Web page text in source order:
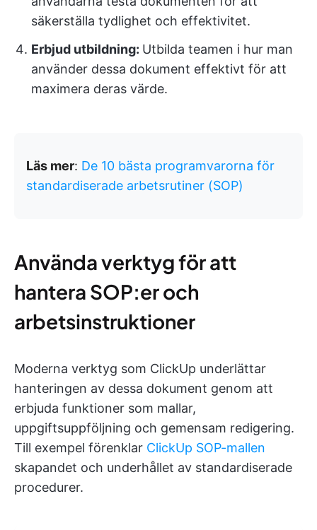
säkerställa tydlighet och effektivitet.
Erbjud utbildning: Utbilda teamen i hur man
använder dessa dokument effektivt för att
maximera deras värde.
Läs mer: De 10 bästa programvarorna för
standardiserade arbetsrutiner (SOP)
Använda verktyg för att
hantera SOP:er och
arbetsinstruktioner
Moderna verktyg som ClickUp underlättar
hanteringen av dessa dokument genom att
erbjuda funktioner som mallar,
uppgiftsuppföljning och gemensam redigering.
Till exempel förenklar ClickUp SOP-mallen
skapandet och underhållet av standardiserade
procedurer.